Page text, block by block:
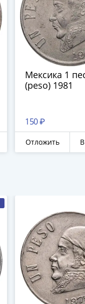
Мексика 1
(peso) 1981
150 ₽
Отложить